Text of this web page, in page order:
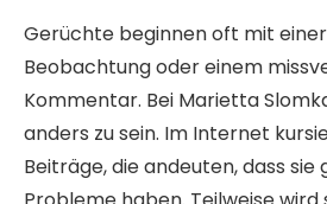
Gerüchte beginnen oft mit
Beobachtung oder einem
Kommentar. Bei Marietta
anders zu sein. Im Internet
Beiträge, die andeuten, dass sie